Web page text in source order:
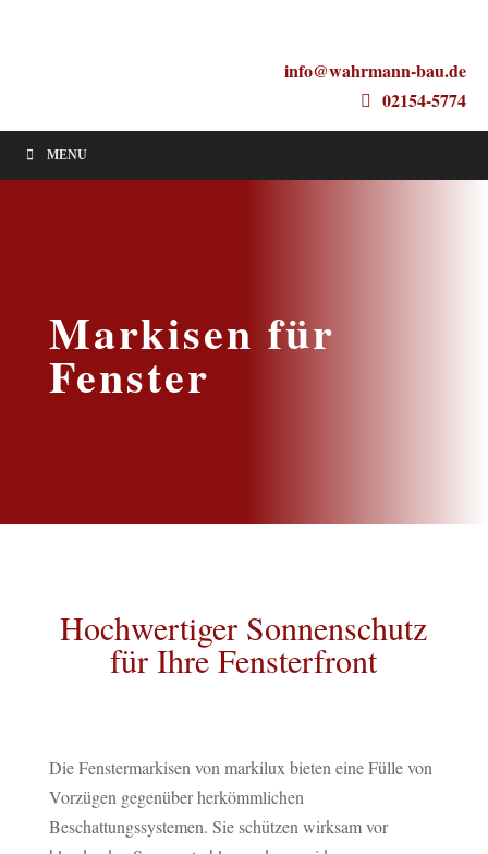
info@wahrmann-bau.de
02154-5774
MENU
Markisen für
Fenster
Hochwertiger Sonnenschutz
für Ihre Fensterfront
Die Fenstermarkisen von markilux bieten eine Fülle von
Vorzügen gegenüber herkömmlichen
Beschattungssystemen. Sie schützen wirksam vor